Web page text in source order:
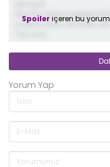
Ziyanin yıldıza yaptığı
yazıklar olsun bir kadın
Spoiler içeren bu
Yorum Yap